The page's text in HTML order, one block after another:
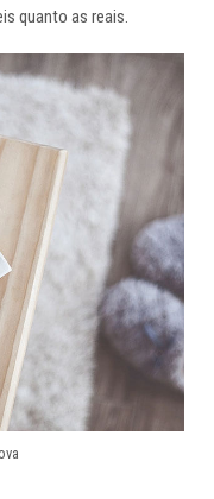
quanto as reais.